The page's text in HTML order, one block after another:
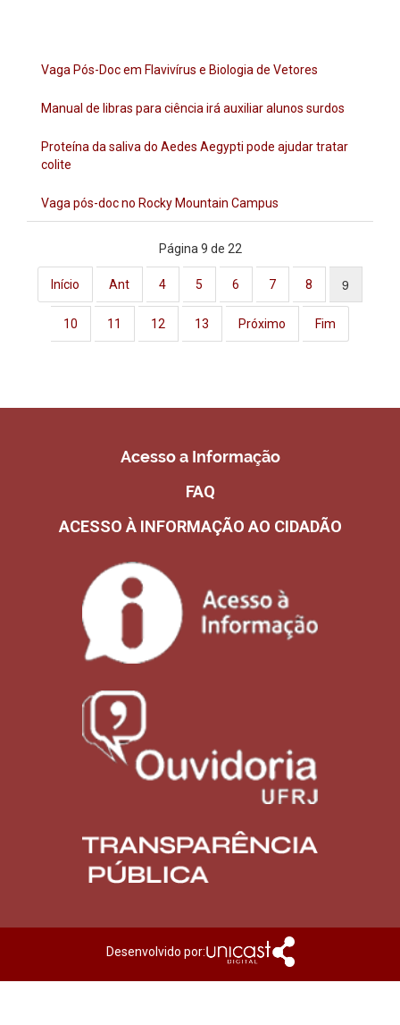
Vaga Pós-Doc em Flavivírus e Biologia de Vetores
Manual de libras para ciência irá auxiliar alunos surdos
Proteína da saliva do Aedes Aegypti pode ajudar tratar
colite
Vaga pós-doc no Rocky Mountain Campus
Página 9 de 22
Início Ant 4 5 6 7 8 9
10 11 12 13 Próximo Fim
Acesso a Informação
FAQ
ACESSO À INFORMAÇÃO AO CIDADÃO
Desenvolvido por: